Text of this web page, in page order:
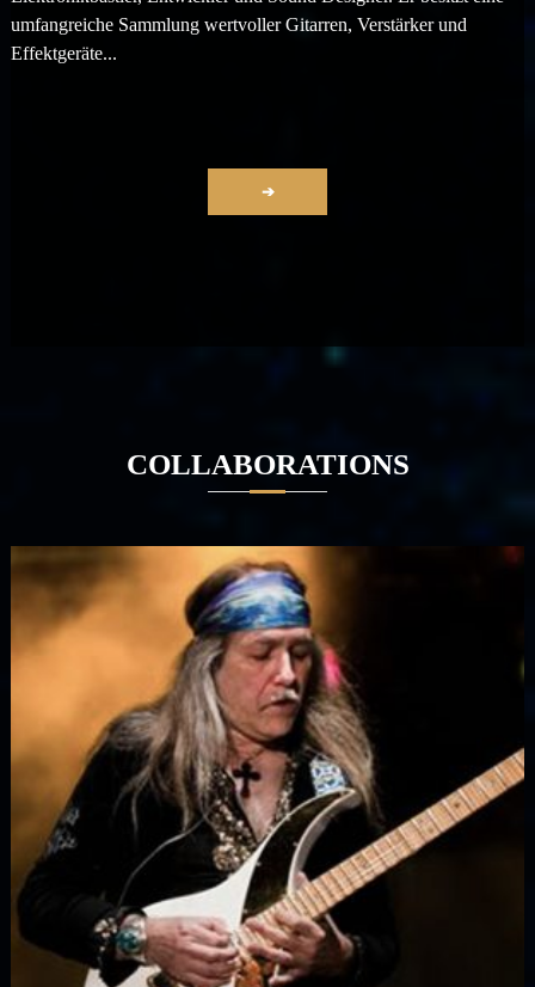
umfangreiche Sammlung wertvoller Gitarren, Verstärker und
Effektgeräte...
➔
COLLABORATIONS